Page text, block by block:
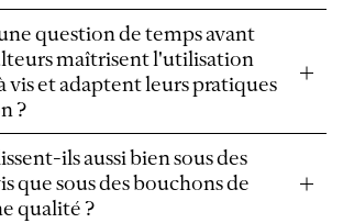
question de temps avant
maîtrisent l'utilisation
vis et adaptent leurs pratiques
?
ils aussi bien sous des
que sous des bouchons de
qualité ?